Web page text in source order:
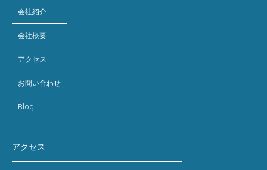
会社紹介
会社概要
アクセス
お問い合わせ
Blog
アクセス